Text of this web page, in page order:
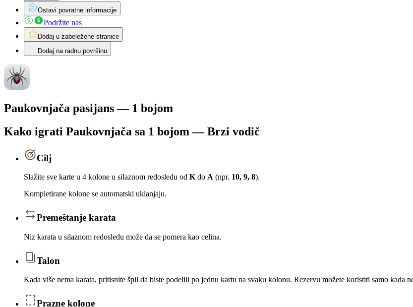
Ostavi povratne informacije
Podržite nas
Dodaj u zabeležene stranice
Dodaj na radnu površinu
Paukovnjača pasijans — 1 bojom
Kako igrati Paukovnjača sa 1 bojom — Brzi vodič
Cilj
Slažite sve karte u 4 kolone u silaznom redosledu od Kdo A (npr. 10, 9, 8).
Kompletirane kolone se automatski uklanjaju.
Premeštanje karata
Niz karata u silaznom redosledu može da se pomera kao celina.
Talon
Kada više nema karata, pritisnite špil da biste podelili po jednu kartu na svaku kolonu. Rezervu možete koristiti samo kada
Prazne kolone